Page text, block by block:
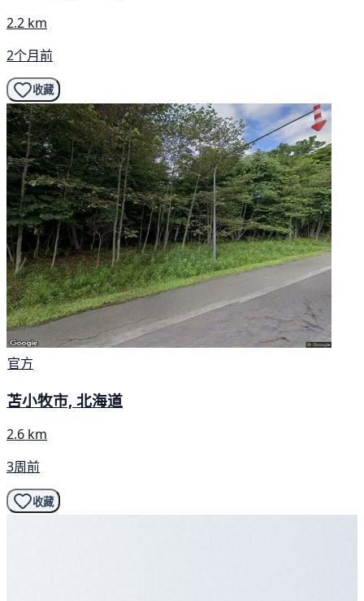
2.2 km
2个月前
收藏
官方
苫小牧市, 北海道
2.6 km
3周前
收藏